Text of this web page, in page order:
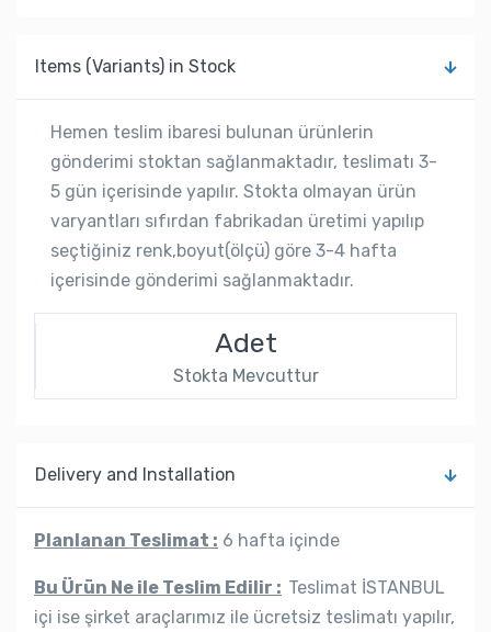
Items (Variants) in Stock
Hemen teslim ibaresi bulunan ürünlerin
gönderimi stoktan sağlanmaktadır, teslimatı 3-
5 gün içerisinde yapılır. Stokta olmayan ürün
varyantları sıfırdan fabrikadan üretimi yapılıp
seçtiğiniz renk,boyut(ölçü) göre 3-4 hafta
içerisinde gönderimi sağlanmaktadır.
Adet
Stokta Mevcuttur
Delivery and Installation
Planlanan Teslimat : 6 hafta içinde
Bu Ürün Ne ile Teslim Edilir : Teslimat İSTANBUL
içi ise şirket araçlarımız ile ücretsiz teslimatı yapılır,